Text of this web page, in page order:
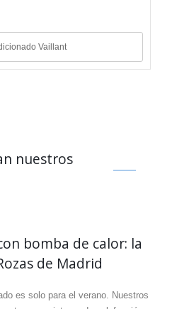
Vaillant
nuestros
bomba de calor: la
de Madrid
es solo para el verano. Nuestros